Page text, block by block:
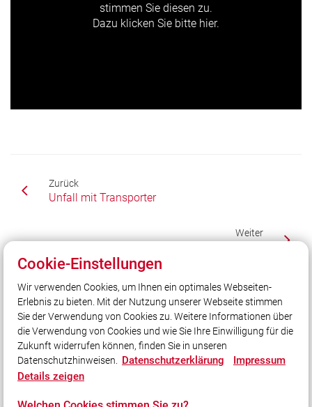
stimmen Sie diesen zu.
Dazu klicken Sie bitte hier.
Zurück
Unfall mit Transporter
Weiter
Unser Leitsatz
Gott zur Ehr, dem Nächsten zur Wehr!
Social Media
Cookie-Einstellungen
Wir verwenden Cookies, um Ihnen ein optimales Webseiten-
Erlebnis zu bieten. Mit der Nutzung unserer Webseite stimmen
Sie der Verwendung von Cookies zu. Weitere Informationen über
die Verwendung von Cookies und wie Sie Ihre Einwilligung für die
Zukunft widerrufen können, finden Sie in unseren
Datenschutzhinweisen. Datenschutzerklärung
Impressum
Details zeigen